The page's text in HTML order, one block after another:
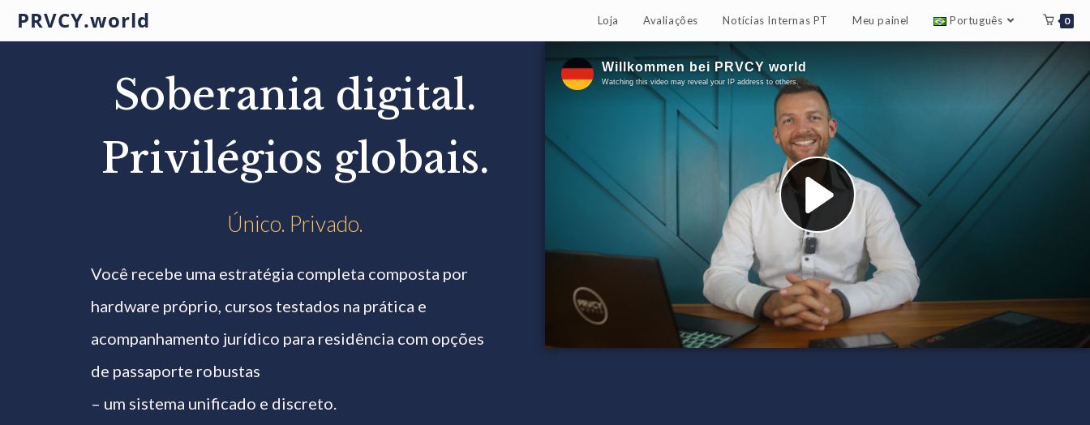
PRVCY.world Loja Avaliações Notícias Internas PT Meu painel Português 0
Soberania digital.
Privilégios globais.
Único. Privado.
Você recebe uma estratégia completa composta por
hardware próprio, cursos testados na prática e
acompanhamento jurídico para residência com opções
de passaporte robustas
– um sistema unificado e discreto.